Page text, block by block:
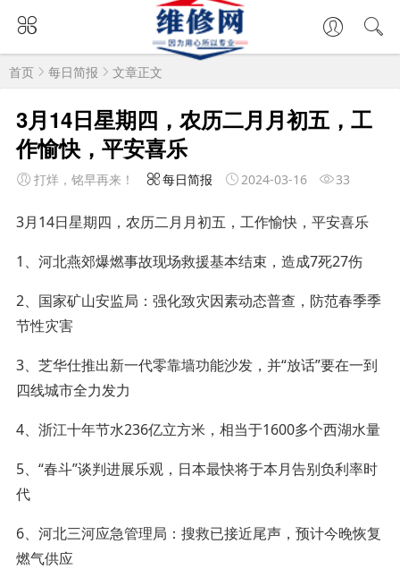
首页 每日简报 文章正文
3月14日星期四，农历二月月初五，工
作愉快，平安喜乐
打烊，铭早再来！ 每日简报 2024-03-16 33
3月14日星期四，农历二月月初五，工作愉快，平安喜乐
1、河北燕郊爆燃事故现场救援基本结束，造成7死27伤
2、国家矿山安监局：强化致灾因素动态普查，防范春季季
节性灾害
3、芝华仕推出新一代零靠墙功能沙发，并“放话”要在一到
四线城市全力发力
4、浙江十年节水236亿立方米，相当于1600多个西湖水量
5、“春斗”谈判进展乐观，日本最快将于本月告别负利率时
代
6、河北三河应急管理局：搜救已接近尾声，预计今晚恢复
燃气供应